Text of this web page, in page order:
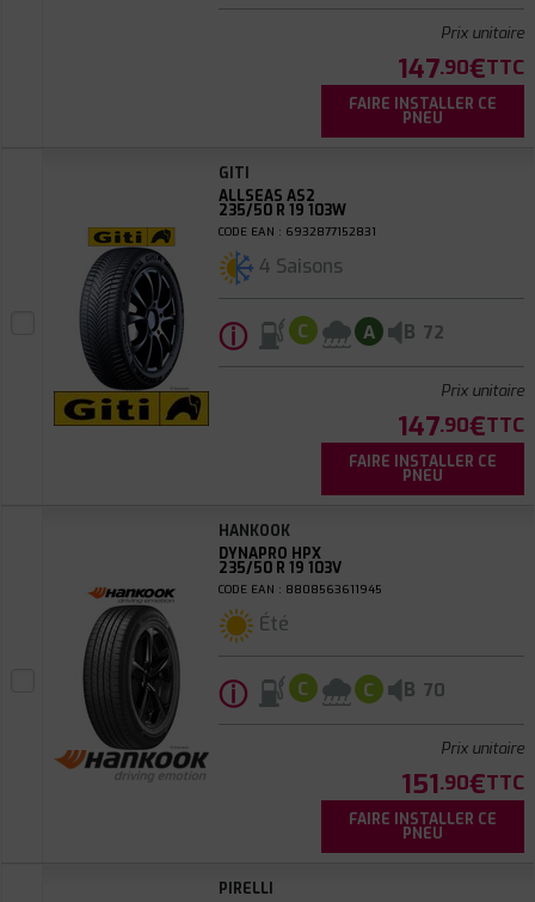
Prix unitaire
147.90€TTC
FAIRE INSTALLER CE
PNEU
GITI
ALLSEAS AS2
235/50 R 19 103W
CODE EAN : 6932877152831
4 Saisons
ⓘ C A B 72
Prix unitaire
147.90€TTC
FAIRE INSTALLER CE
PNEU
HANKOOK
DYNAPRO HPX
235/50 R 19 103V
CODE EAN : 8808563611945
Été
ⓘ C C B 70
Prix unitaire
151.90€TTC
FAIRE INSTALLER CE
PNEU
PIRELLI